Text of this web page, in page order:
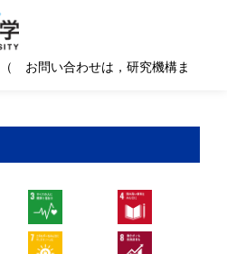
（ お問い合わせは，研究機構ま